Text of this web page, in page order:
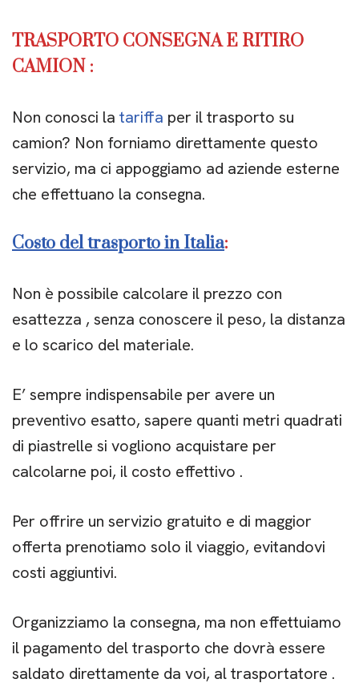
TRASPORTO CONSEGNA E RITIRO
CAMION :
Non conosci la tariffa per il trasporto su
camion? Non forniamo direttamente questo
servizio, ma ci appoggiamo ad aziende esterne
che effettuano la consegna.
Costo del trasporto in Italia:
Non è possibile calcolare il prezzo con
esattezza , senza conoscere il peso, la distanza
e lo scarico del materiale.
E’ sempre indispensabile per avere un
preventivo esatto, sapere quanti metri quadrati
di piastrelle si vogliono acquistare per
calcolarne poi, il costo effettivo .
Per offrire un servizio gratuito e di maggior
offerta prenotiamo solo il viaggio, evitandovi
costi aggiuntivi.
Organizziamo la consegna, ma non effettuiamo
il pagamento del trasporto che dovrà essere
saldato direttamente da voi, al trasportatore .